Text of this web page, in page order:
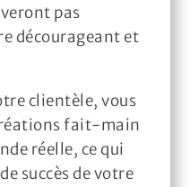
pas
décourageant et
clientèle, vous
fait-main
réelle, ce qui
succès de votre